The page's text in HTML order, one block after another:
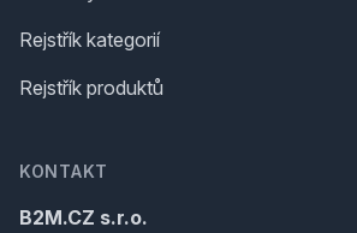
Rejstřík kategorií
Rejstřík produktů
KONTAKT
B2M.CZ s.r.o.